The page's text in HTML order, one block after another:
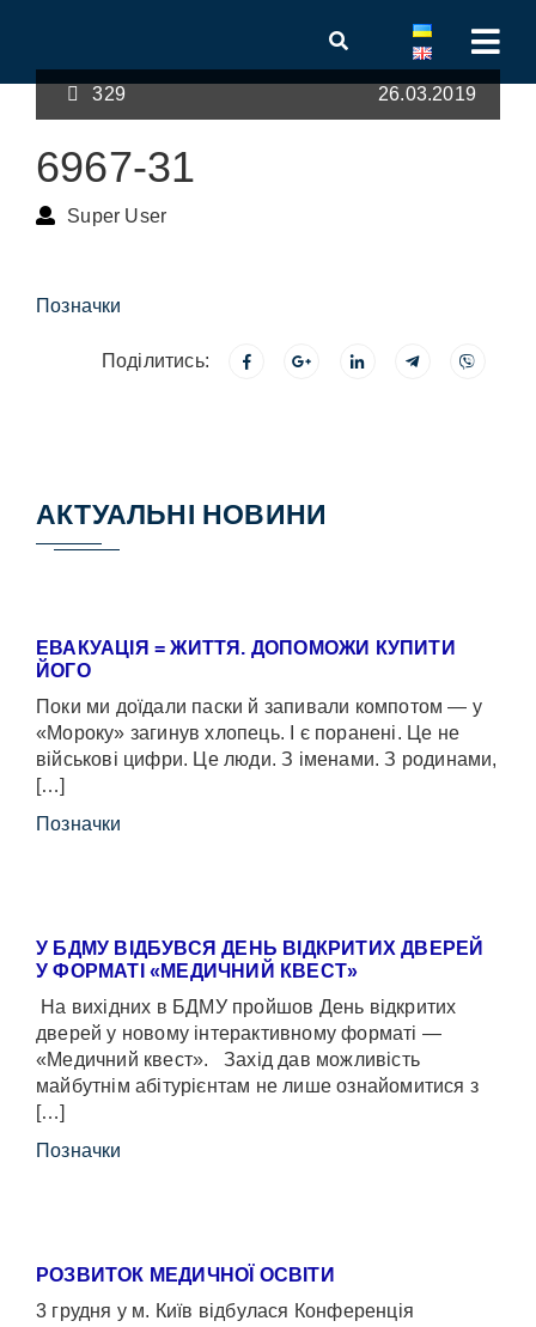
329 26.03.2019
6967-31
Super User
Позначки
Поділитись:
АКТУАЛЬНІ НОВИНИ
ЕВАКУАЦІЯ = ЖИТТЯ. ДОПОМОЖИ КУПИТИ
ЙОГО
Поки ми доїдали паски й запивали компотом — у
«Мороку» загинув хлопець. І є поранені. Це не
військові цифри. Це люди. З іменами. З родинами,
[…]
Позначки
У БДМУ ВІДБУВСЯ ДЕНЬ ВІДКРИТИХ ДВЕРЕЙ
У ФОРМАТІ «МЕДИЧНИЙ КВЕСТ»
На вихідних в БДМУ пройшов День відкритих
дверей у новому інтерактивному форматі —
«Медичний квест». Захід дав можливість
майбутнім абітурієнтам не лише ознайомитися з
[…]
Позначки
РОЗВИТОК МЕДИЧНОЇ ОСВІТИ
3 грудня у м. Київ відбулася Конференція